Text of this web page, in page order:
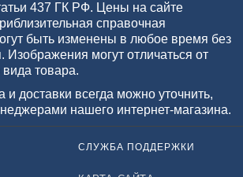
437 ГК РФ. Цены на сайте
справочная
быть изменены в любое время без
Изображения могут отличаться от
вида товара.
и доставки всегда можно уточнить,
нашего интернет-магазина.
СЛУЖБА ПОДДЕРЖКИ